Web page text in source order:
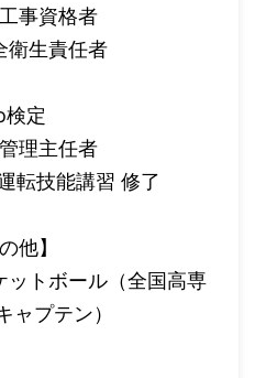
事資格者
衛生責任者
検定
理主任者
転技能講習 修了
他】
ットボール（全国高専
ャプテン）